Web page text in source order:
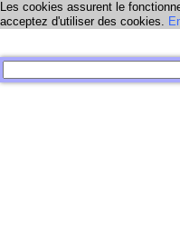
Les cookies assurent le
acceptez d'utiliser des cookies.